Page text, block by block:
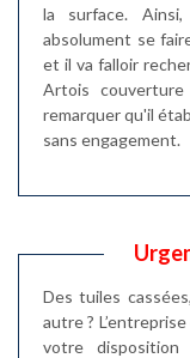
la surface.
absolument se
et il va falloir
Artois
remarquer qu'il
sans engagement.
Des tuiles
autre ?
votre disposition